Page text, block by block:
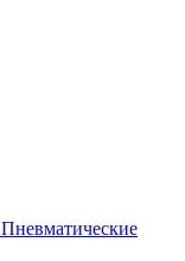
Пневматические